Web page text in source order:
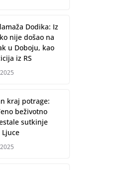
Dodika: Iz
nije došao na
u Doboju, kao
iz RS
kraj potrage:
beživotno
sutkinje